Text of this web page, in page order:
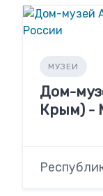
МУЗЕИ
Дом-
Крым) -